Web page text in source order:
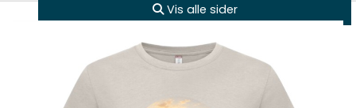
Vis alle sider